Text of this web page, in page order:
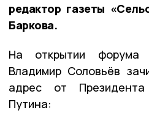
редактор газеты
Баркова.
На открытии форума
Владимир Соловьёв
адрес от
Путина: